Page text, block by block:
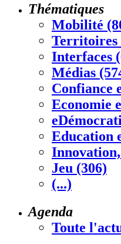
Thématiques
Mobilité
Territoires
Interfaces
Médias
Confiance
Economie
Education
Jeu (306)
(...)
Agenda
Toute